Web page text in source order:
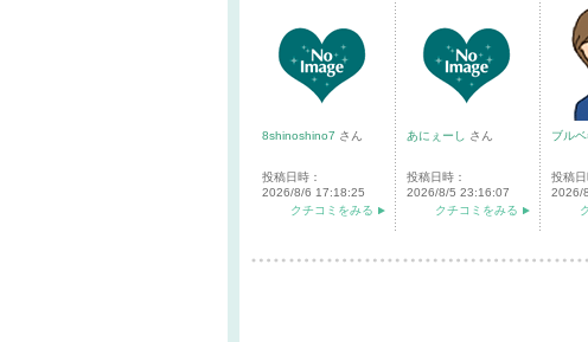
8shinoshino7 さん
投稿日時：
2026/8/6 17:18:25
クチコミをみる
あにぇーし さん
投稿日時：
2026/8/5 23:16:07
クチコミをみる
ブル
投稿日
2026/